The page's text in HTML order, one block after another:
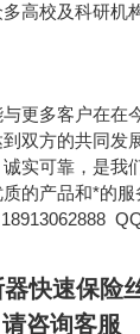
高校及科研机
更多客户在在
双方的共同发
实可靠，是我
的产品和*的服
快速保险
咨询客服